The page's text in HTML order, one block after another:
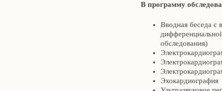
В программу
Вводная беседа с
обследования)
Эхокардиография